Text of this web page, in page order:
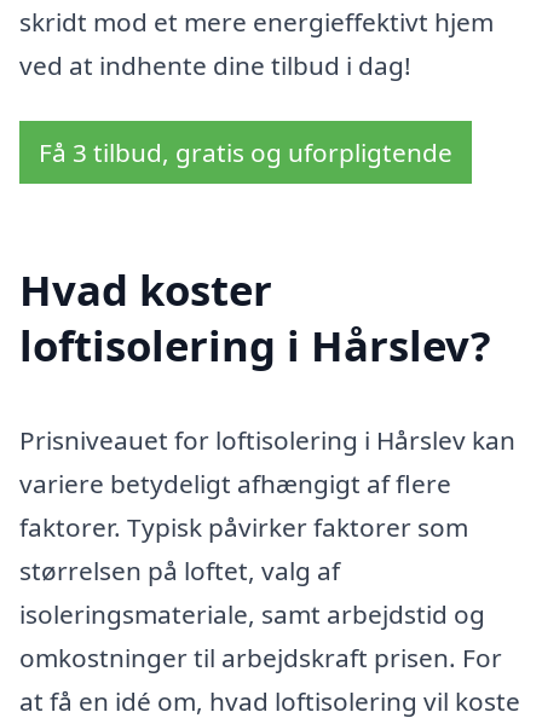
skridt mod et mere energieffektivt hjem
ved at indhente dine tilbud i dag!
Få 3 tilbud, gratis og uforpligtende
Hvad koster
loftisolering i Hårslev?
Prisniveauet for loftisolering i Hårslev kan
variere betydeligt afhængigt af flere
faktorer. Typisk påvirker faktorer som
størrelsen på loftet, valg af
isoleringsmateriale, samt arbejdstid og
omkostninger til arbejdskraft prisen. For
at få en idé om, hvad loftisolering vil koste